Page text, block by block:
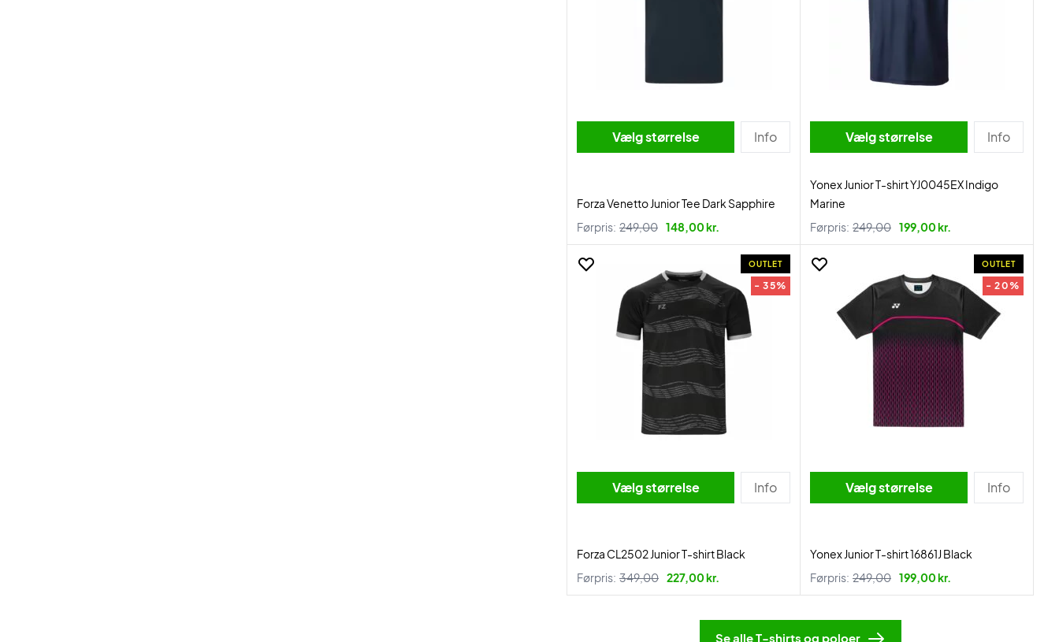
Vælg størrelse Info
Forza Venetto Junior Tee Dark Sapphire
Førpris: 249,00 148,00 kr.
Vælg størrelse Info
Yonex Junior T-shirt YJ0045EX Indigo
Marine
Førpris: 249,00 199,00 kr.
OUTLET
- 35%
Vælg størrelse Info
Forza CL2502 Junior T-shirt Black
Førpris: 349,00 227,00 kr.
OUTLET
- 20%
Vælg størrelse Info
Yonex Junior T-shirt 16861J Black
Førpris: 249,00 199,00 kr.
Se alle T-shirts og poloer